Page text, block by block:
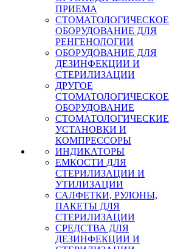
ПРИЕМА
СТОМАТОЛОГИЧЕСКОЕ
ОБОРУДОВАНИЕ ДЛЯ
РЕНГЕНОЛОГИИ
ОБОРУДОВАНИЕ ДЛЯ
ДЕЗИНФЕКЦИИ И
СТЕРИЛИЗАЦИИ
ДРУГОЕ
СТОМАТОЛОГИЧЕСКОЕ
ОБОРУДОВАНИЕ
СТОМАТОЛОГИЧЕСКИЕ
УСТАНОВКИ И
КОМПРЕССОРЫ
ИНДИКАТОРЫ
ЕМКОСТИ ДЛЯ
СТЕРИЛИЗАЦИИ И
УТИЛИЗАЦИИ
САЛФЕТКИ, РУЛОНЫ,
ПАКЕТЫ ДЛЯ
СТЕРИЛИЗАЦИИ
СРЕДСТВА ДЛЯ
ДЕЗИНФЕКЦИИ И